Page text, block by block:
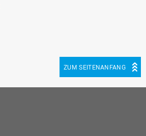
ZUM SEITENANFANG